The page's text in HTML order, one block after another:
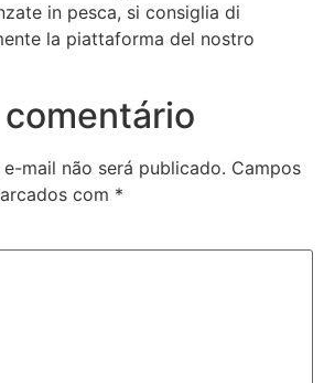
in pesca, si consiglia di
la piattaforma del nostro
mail não será publicado. Campos
com *